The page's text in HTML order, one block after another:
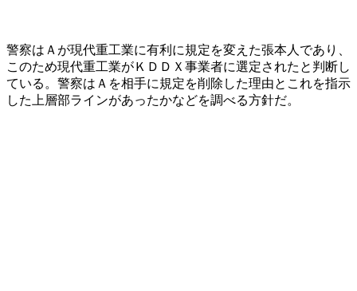
警察はＡが現代重工業に有利に規定を変えた張本人であり、
このため現代重工業がＫＤＤＸ事業者に選定されたと判断し
ている。警察はＡを相手に規定を削除した理由とこれを指示
した上層部ラインがあったかなどを調べる方針だ。